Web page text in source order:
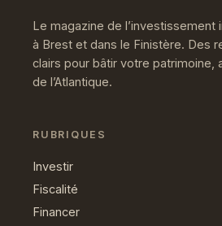
Le magazine de l’investissement
à Brest et dans le Finistère. Des
clairs pour bâtir votre patrimoine,
de l’Atlantique.
RUBRIQUES
Investir
Fiscalité
Financer